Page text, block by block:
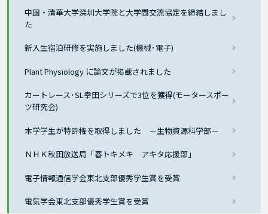
中国・清華大学深圳大学院と大学間交流協定を締結しまし
た
新入生宿泊研修を実施しました(機械･電子)
Plant Physiology に論文が掲載されました
カートレース･SL幸田シリーズで3位を獲得(モータースポー
ツ研究会)
本学学生が特許権を取得しました －生物資源科学部－
ＮＨＫ秋田放送局「春トキメキ アキタ応援部」
電子情報通信学会東北支部優秀学生賞を受賞
電気学会東北支部優秀学生賞を受賞